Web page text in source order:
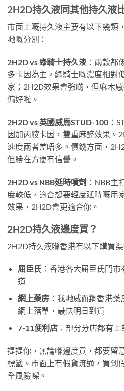
2H2D持久液同其他持久液
市面上嘅持久液主要有以下幾類
哋嘅分別：
2H2D vs 綠騎士持久液 ：兩款都
多卡因為主。綠騎士嘅濃度相對
家；2H2D效果會強啲，但麻木
偏好啦。
2H2D vs 英國威馬STUD-100 ：
因加丙胺卡因，雙重麻醉效果。
速度兩者差唔多。價錢方面，
但勝在方便有信譽。
2H2D vs NBB延時噴劑 ：NBB主
度較低，適合想要輕度延時嘅用
效果，2H2D會更適合你。
2H2D持久液邊度買？
2H2D持久液喺香港有以下購買渠
屈臣氏：香港各大屈臣氏門市
道
網上藥房：我哋威而鋼香港藥
網上落單，最快明日到貨
7-11便利店：部分分店都有上
提提你，無論喺邊度買，都要留
標籤。市面上有假貨流通，買到
全風險㗎。